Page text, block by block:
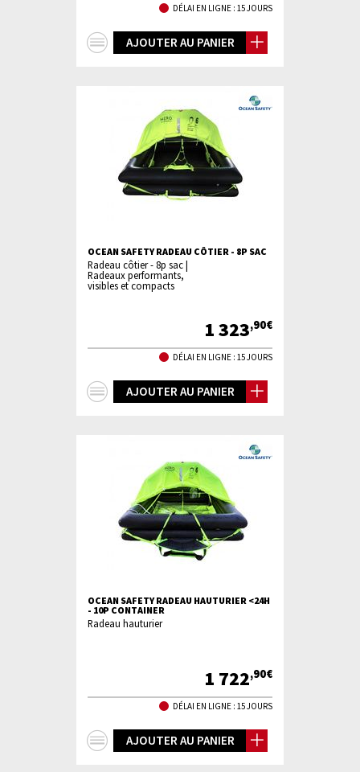
DÉLAI EN LIGNE : 15 JOURS
AJOUTER AU PANIER
OCEAN SAFETY RADEAU CÔTIER - 8P SAC
Radeau côtier - 8p sac |
Radeaux performants,
visibles et compacts
1 323,90€
DÉLAI EN LIGNE : 15 JOURS
AJOUTER AU PANIER
OCEAN SAFETY RADEAU HAUTURIER <24H
- 10P CONTAINER
Radeau hauturier
1 722,90€
DÉLAI EN LIGNE : 15 JOURS
AJOUTER AU PANIER